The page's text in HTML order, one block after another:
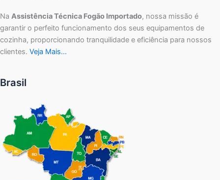
Na Assistência Técnica Fogão Importado, nossa missão é
garantir o perfeito funcionamento dos seus equipamentos de
cozinha, proporcionando tranquilidade e eficiência para nossos
clientes. Veja Mais…
Brasil